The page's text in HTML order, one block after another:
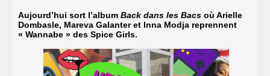
Aujourd’hui sort l’album Back dans les Bacs où Arielle
Dombasle, Mareva Galanter et Inna Modja reprennent
« Wannabe » des Spice Girls.